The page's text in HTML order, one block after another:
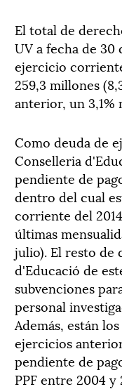
El total de
UV a fecha de 30
ejercicio
259,3 millones
anterior, un 3,1%
Como deuda de
Conselleria
pendiente de
dentro del cual
corriente del
últimas
julio). El resto de
d'Educació de
subvenciones
personal
Además, están
ejercicios
pendiente de
PPF entre 2004 y